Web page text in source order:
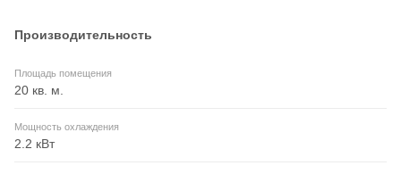
Производительность
Площадь помещения
20 кв. м.
Мощность охлаждения
2.2 кВт